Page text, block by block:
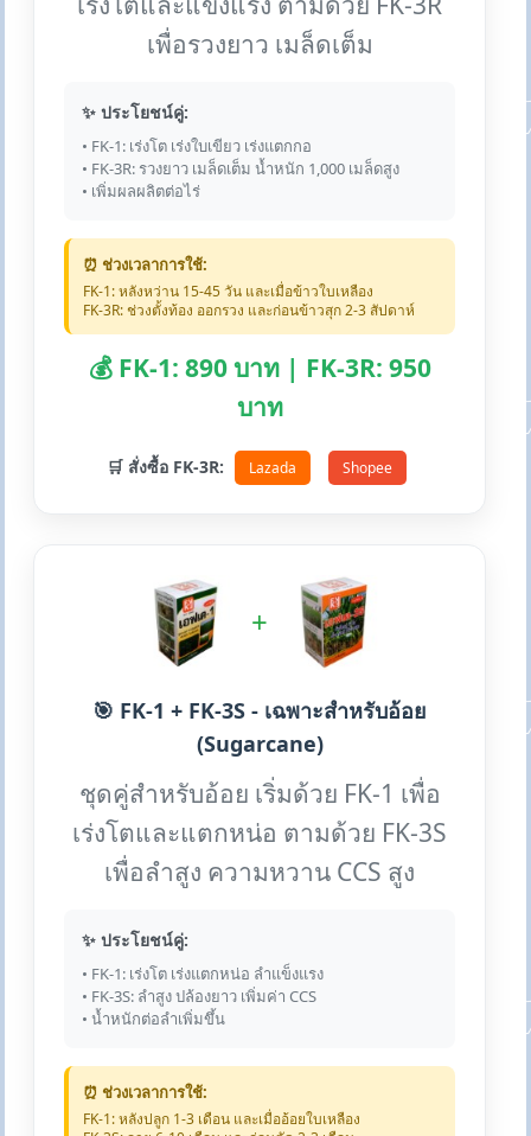
เพื่อรวงยาว เมล็ดเต็ม
✨ ประโยชน์คู่:
• FK-1: เร่งโต เร่งใบเขียว เร่งแตกกอ
• FK-3R: รวงยาว เมล็ดเต็ม น้ำหนัก 1,000 เมล็ดสูง
• เพิ่มผลผลิตต่อไร่
⏰ ช่วงเวลาการใช้:
FK-1: หลังหว่าน 15-45 วัน และเมื่อข้าวใบเหลือง
FK-3R: ช่วงตั้งท้อง ออกรวง และก่อนข้าวสุก 2-3 สัปดาห์
💰 FK-1: 890 บาท | FK-3R: 950
บาท
🛒 สั่งซื้อ FK-3R: Lazada Shopee
+
🎯 FK-1 + FK-3S - เฉพาะสำหรับอ้อย
(Sugarcane)
ชุดคู่สำหรับอ้อย เริ่มด้วย FK-1 เพื่อ
เร่งโตและแตกหน่อ ตามด้วย FK-3S
เพื่อลำสูง ความหวาน CCS สูง
✨ ประโยชน์คู่:
• FK-1: เร่งโต เร่งแตกหน่อ ลำแข็งแรง
• FK-3S: ลำสูง ปล้องยาว เพิ่มค่า CCS
• น้ำหนักต่อลำเพิ่มขึ้น
⏰ ช่วงเวลาการใช้:
FK-1: หลังปลูก 1-3 เดือน และเมื่ออ้อยใบเหลือง